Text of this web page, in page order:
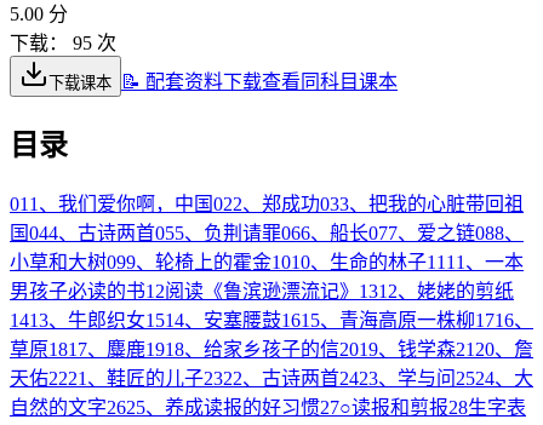
5.00 分
下载：
95 次
下载课本 📝 配套资料下载查看同科目课本
目录
01 1、我们爱你啊，中国022、郑成功033、把我的心脏带回祖
国044、古诗两首055、负荆请罪066、船长077、爱之链088、
小草和大树099、轮椅上的霍金1010、生命的林子11 11、一本
男孩子必读的书12阅读《鲁滨逊漂流记》 1312、姥姥的剪纸
1413、牛郎织女1514、安塞腰鼓1615、青海高原一株柳1716、
草原1817、麋鹿1918、给家乡孩子的信2019、钱学森21 20、詹
天佑2221、鞋匠的儿子2322、古诗两首2423、学与问 2524、大
自然的文字2625、养成读报的好习惯27○读报和剪报28生字表